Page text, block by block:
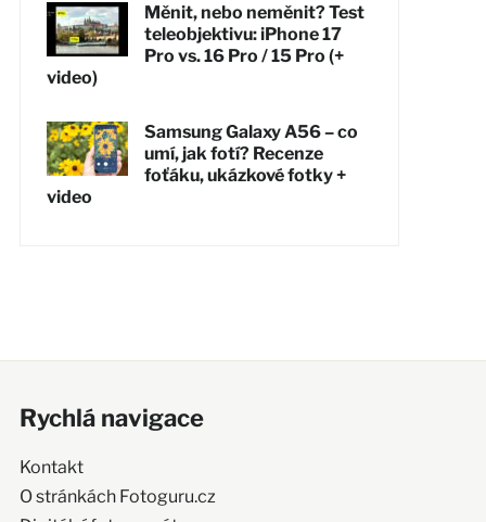
Měnit, nebo neměnit? Test
teleobjektivu: iPhone 17
Pro vs. 16 Pro / 15 Pro (+
video)
Samsung Galaxy A56 – co
umí, jak fotí? Recenze
foťáku, ukázkové fotky +
video
Rychlá navigace
Kontakt
O stránkách Fotoguru.cz